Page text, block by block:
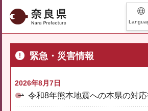
奈良県
緊急・災害情報
2026年8月7日
令和8年熊本地震への本県の対